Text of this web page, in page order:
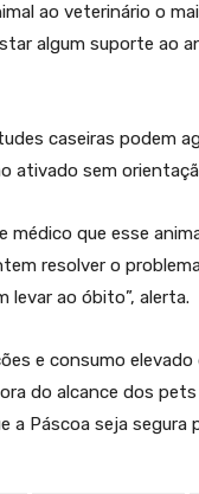
ao veterinário o
algum suporte ao
caseiras podem
ativado sem
que esse
resolver o
levar ao óbito”, alerta.
e consumo
do alcance dos pets
a Páscoa seja segura